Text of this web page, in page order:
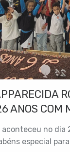
ANOS COM
no dia
especial